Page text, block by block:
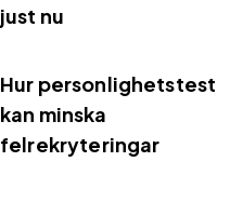
just nu
Hur personlighetstest
kan minska
felrekryteringar